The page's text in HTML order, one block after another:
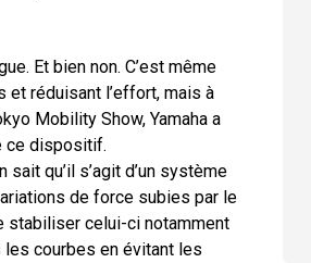
Et bien non. C’est même
réduisant l’effort, mais à
Mobility Show, Yamaha a
ce dispositif.
qu’il s’agit d’un système
de force subies par le
stabiliser celui-ci notamment
courbes en évitant les